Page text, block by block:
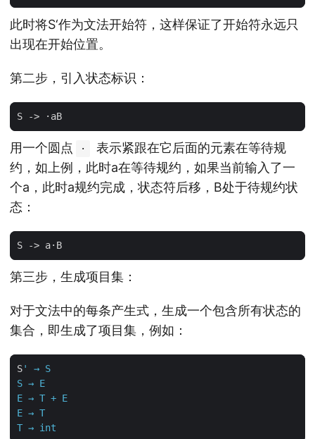
此时将S‘作为文法开始符，这样保证了开始符永远只
出现在开始位置。
第二步，引入状态标识：
S -> · aB
用一个圆点 ·
表示紧跟在它后面的元素在等待规
约，如上例，此时a在等待规约，如果当前输入了一
个a，此时a规约完成，状态符后移，B处于待规约状
态：
S -> a· B
第三步，生成项目集：
对于文法中的每条产生式，生成一个包含所有状态的
集合，即生成了项目集，例如：
S' → S
S → E
E → T + E
E → T
T → int